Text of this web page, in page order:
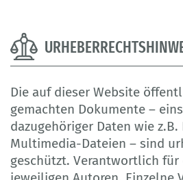
Die auf dieser Website
gemachten Dokumente –
dazugehöriger Daten wie
Multimedia-Dateien – sind
geschützt. Verantwortlich